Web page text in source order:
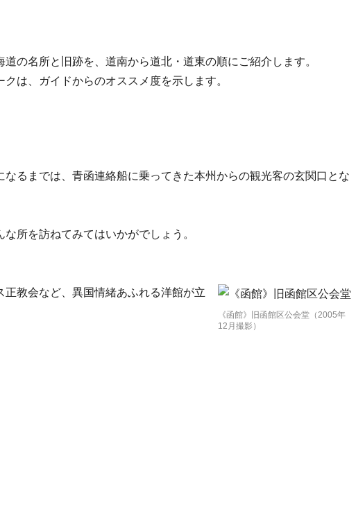
の名所と旧跡を、道南から道北・道東の順にご紹介します。
は、ガイドからのオススメ度を示します。
るまでは、青函連絡船に乗ってきた本州からの観光客の玄関口とな
所を訪ねてみてはいかがでしょう。
《函館》旧函館区公会堂（2005年
12月撮影）
正教会など、異国情緒あふれる洋館が立